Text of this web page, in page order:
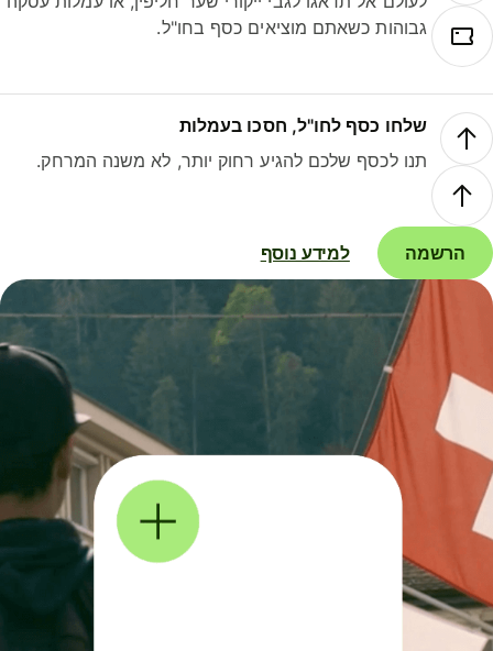
גבוהות כשאתם מוציאים כסף בחו"ל.
שלחו כסף לחו"ל, חסכו בעמלות
תנו לכסף שלכם להגיע רחוק יותר, לא משנה המרחק.
הרשמה למידע נוסף